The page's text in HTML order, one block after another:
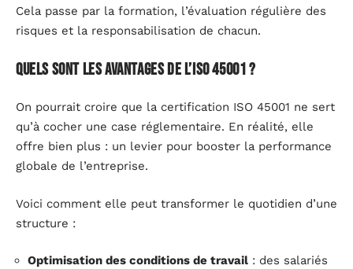
Cela passe par la formation, l’évaluation régulière des
risques et la responsabilisation de chacun.
Quels sont les avantages de l’ISO 45001 ?
On pourrait croire que la certification ISO 45001 ne sert
qu’à cocher une case réglementaire. En réalité, elle
offre bien plus : un levier pour booster la performance
globale de l’entreprise.
Voici comment elle peut transformer le quotidien d’une
structure :
Optimisation des conditions de travail : des salariés